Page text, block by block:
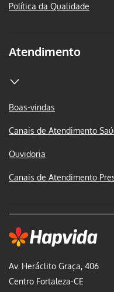
Av. Heráclito Graça, 406
Centro Fortaleza-CE
Política da Qualidade
Atendimento
Boas-vindas
Canais de Atendimento
Ouvidoria
Canais de Atendimento